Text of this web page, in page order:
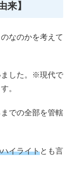
来】
なのかを考えて
ました。※現代で
。
での全部を管轄
イライトとも言